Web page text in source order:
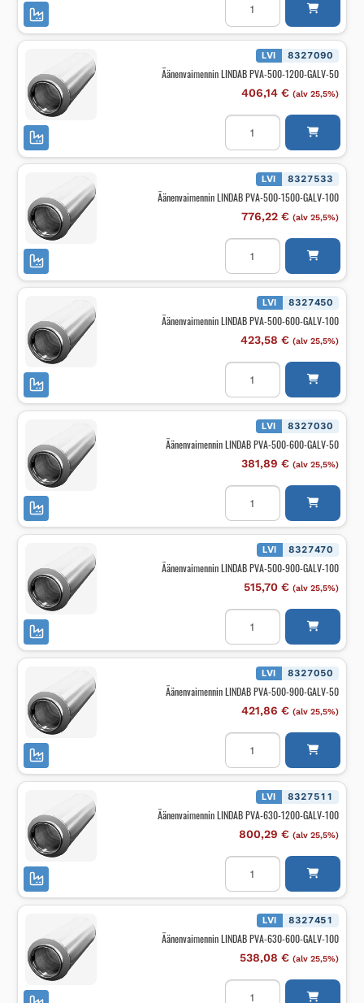
LINDAB
500-
1200-
GALV-
määrä
LVI 8327090
Äänenvaimennin LINDAB PVA-500-1200-GALV-50
406,14 € (alv 25,5%)
Äänenvaimennin
LINDAB
500-
1200-
GALV-
määrä
LVI 8327533
Äänenvaimennin LINDAB PVA-500-1500-GALV-100
776,22 € (alv 25,5%)
Äänenvaimennin
LINDAB
500-
1500-
määrä
LVI 8327450
Äänenvaimennin LINDAB PVA-500-600-GALV-100
423,58 € (alv 25,5%)
Äänenvaimennin
LINDAB
500-
600-
GALV-
määrä
LVI 8327030
Äänenvaimennin LINDAB PVA-500-600-GALV-50
381,89 € (alv 25,5%)
Äänenvaimennin
LINDAB
500-
600-
määrä
LVI 8327470
Äänenvaimennin LINDAB PVA-500-900-GALV-100
515,70 € (alv 25,5%)
Äänenvaimennin
LINDAB
500-
900-
GALV-
määrä
LVI 8327050
Äänenvaimennin LINDAB PVA-500-900-GALV-50
421,86 € (alv 25,5%)
Äänenvaimennin
LINDAB
500-
900-
GALV-
määrä
LVI 8327511
Äänenvaimennin LINDAB PVA-630-1200-GALV-100
800,29 € (alv 25,5%)
Äänenvaimennin
LINDAB
630-
1200-
määrä
LVI 8327451
Äänenvaimennin LINDAB PVA-630-600-GALV-100
538,08 € (alv 25,5%)
Äänenvaimennin
LINDAB